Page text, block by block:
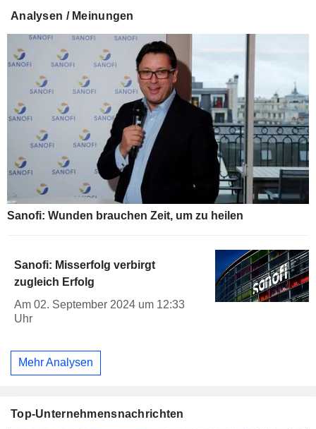
Analysen / Meinungen
Sanofi: Wunden brauchen Zeit, um zu heilen
Sanofi: Misserfolg verbirgt
zugleich Erfolg
Am 02. September 2024 um 12:33
Uhr
Mehr Analysen
Top-Unternehmensnachrichten